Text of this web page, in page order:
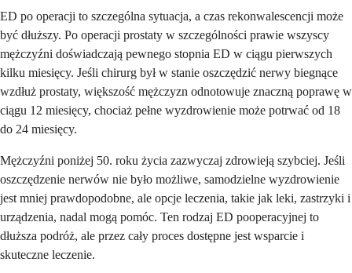
ED po operacji to szczególna sytuacja, a czas rekonwalescencji może
być dłuższy. Po operacji prostaty w szczególności prawie wszyscy
mężczyźni doświadczają pewnego stopnia ED w ciągu pierwszych
kilku miesięcy. Jeśli chirurg był w stanie oszczędzić nerwy biegnące
wzdłuż prostaty, większość mężczyzn odnotowuje znaczną poprawę w
ciągu 12 miesięcy, chociaż pełne wyzdrowienie może potrwać od 18
do 24 miesięcy.
Mężczyźni poniżej 50. roku życia zazwyczaj zdrowieją szybciej. Jeśli
oszczędzenie nerwów nie było możliwe, samodzielne wyzdrowienie
jest mniej prawdopodobne, ale opcje leczenia, takie jak leki, zastrzyki i
urządzenia, nadal mogą pomóc. Ten rodzaj ED pooperacyjnej to
dłuższa podróż, ale przez cały proces dostępne jest wsparcie i
skuteczne leczenie.